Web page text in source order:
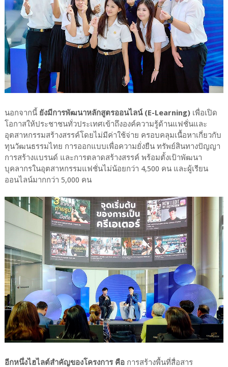
นอกจากนี้ ยังมีการพัฒนาหลักสูตรออนไลน์ (E-Learning)เพื่อเปิด
โอกาสให้ประชาชนทั่วประเทศเข้าถึงองค์ความรู้ด้านแฟชั่นและ
อุตสาหกรรมสร้างสรรค์โดยไม่มีค่าใช้จ่าย ครอบคลุมเนื้อหาเกี่ยวกับ
ทุนวัฒนธรรมไทย การออกแบบเพื่อความยั่งยืน ทรัพย์สินทางปัญญา
การสร้างแบรนด์ และการตลาดสร้างสรรค์ พร้อมตั้งเป้าพัฒนา
บุคลากรในอุตสาหกรรมแฟชั่นไม่น้อยกว่า 4,500 คน และผู้เรียน
ออนไลน์มากกว่า 5,000 คน
อีกหนึ่งไฮไลต์สำคัญของโครงการ คือ การสร้างพื้นที่สื่อสาร